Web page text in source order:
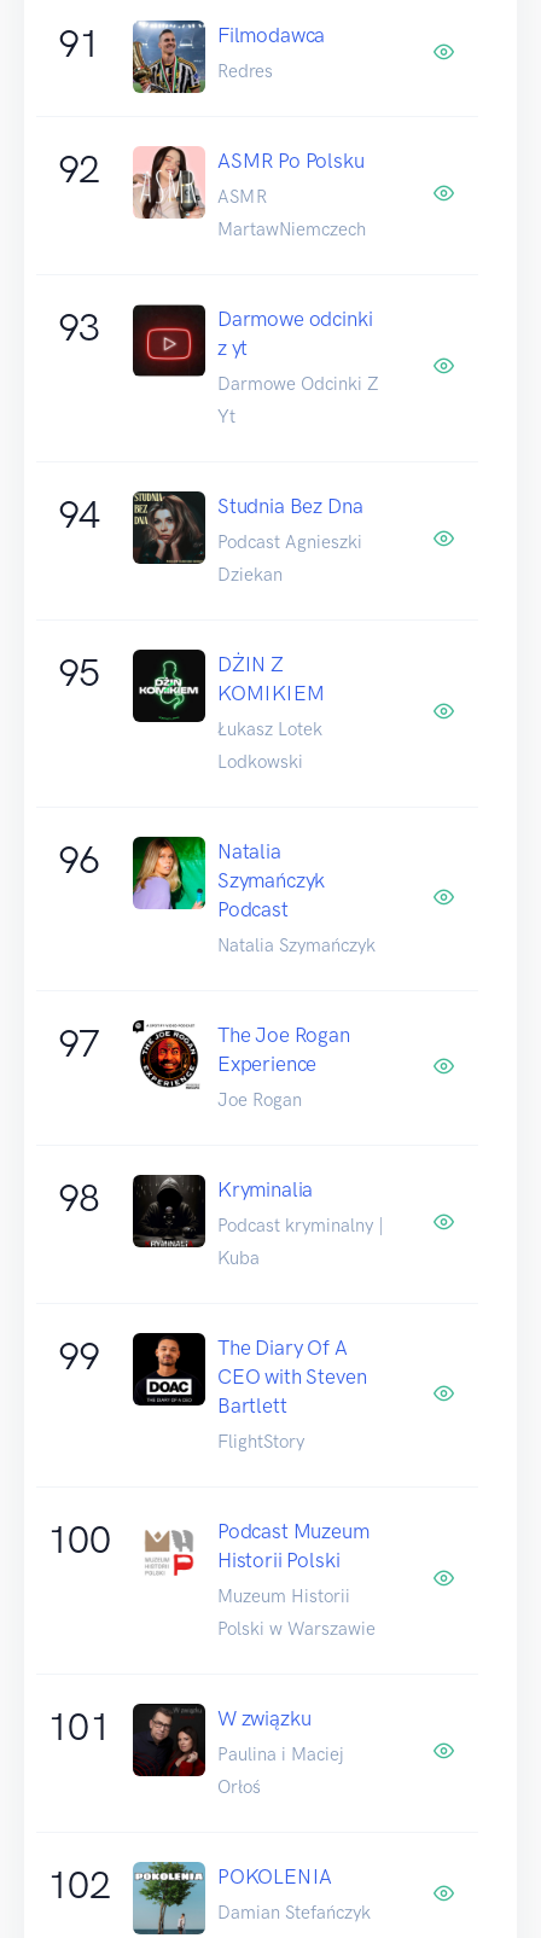
91 Filmodawca
Redres
92 ASMR Po Polsku
ASMR
MartawNiemczech
93
Darmowe odcinki
z yt
Darmowe Odcinki Z
Yt
94 Studnia Bez Dna
Podcast Agnieszki
Dziekan
95
DŻIN Z
KOMIKIEM
Łukasz Lotek
Lodkowski
96
Natalia
Szymańczyk
Podcast
Natalia Szymańczyk
97
The Joe Rogan
Experience
Joe Rogan
98 Kryminalia
Podcast kryminalny |
Kuba
99
The Diary Of A
CEO with Steven
Bartlett
FlightStory
100
Podcast Muzeum
Historii Polski
Muzeum Historii
Polski w Warszawie
101 W związku
Paulina i Maciej
Orłoś
102 POKOLENIA
Damian Stefańczyk